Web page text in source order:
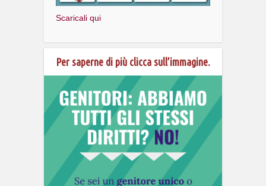
Scaricali qui
Per saperne di più clicca sull’immagine.